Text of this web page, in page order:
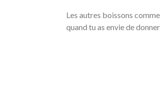
Les autres boissons
quand tu as envie de